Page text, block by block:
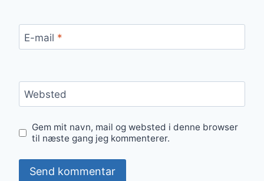
E-mail *
Websted
Gem mit navn, mail og websted i denne browser
til næste gang jeg kommenterer.